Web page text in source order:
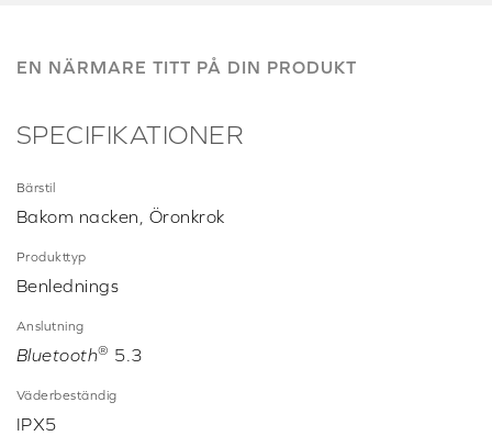
EN NÄRMARE TITT PÅ DIN PRODUKT
SPECIFIKATIONER
Bärstil
Bakom nacken, Öronkrok
Produkttyp
Benlednings
Anslutning
Bluetooth® 5.3
Väderbeständig
IPX5